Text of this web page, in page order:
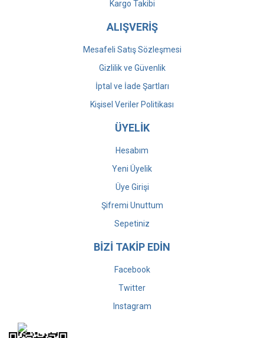
Kargo Takibi
ALIŞVERİŞ
Mesafeli Satış Sözleşmesi
Gizlilik ve Güvenlik
İptal ve İade Şartları
Kişisel Veriler Politikası
ÜYELİK
Hesabım
Yeni Üyelik
Üye Girişi
Şifremi Unuttum
Sepetiniz
BİZİ TAKİP EDİN
Facebook
Twitter
Instagram